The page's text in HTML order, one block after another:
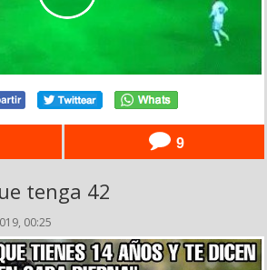
9
tenga 42
00:25